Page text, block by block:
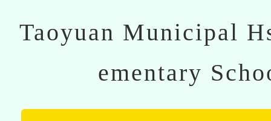
Taoyuan Municipal
ementary